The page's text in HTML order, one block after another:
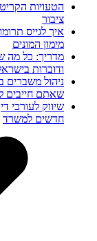
הטעויות
ציבור
איך לגייס
מימון המונים
מדריך: כל מה
ודוברות
שאתם חייבים
שיווק לעורכי
חדשים למשרד